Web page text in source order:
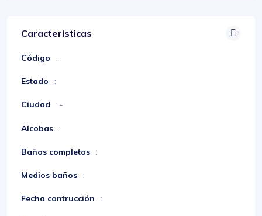
Características
Código :
Estado :
Ciudad : -
Alcobas :
Baños completos :
Medios baños :
Fecha contrucción :